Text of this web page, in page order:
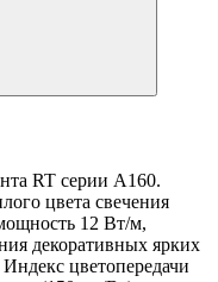
RT серии A160.
цвета свечения
12 Вт/м,
декоративных ярких
цветопередачи